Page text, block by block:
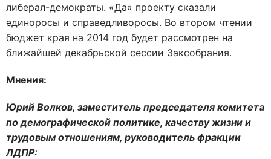
либерал-демократы. «Да» проекту сказали
единоросы и справедливоросы. Во втором чтении
бюджет края на 2014 год будет рассмотрен на
ближайшей декабрьской сессии Заксобрания.
Мнения:
Юрий Волков, заместитель председателя комитета
по демографической политике, качеству жизни и
трудовым отношениям, руководитель фракции
ЛДПР: